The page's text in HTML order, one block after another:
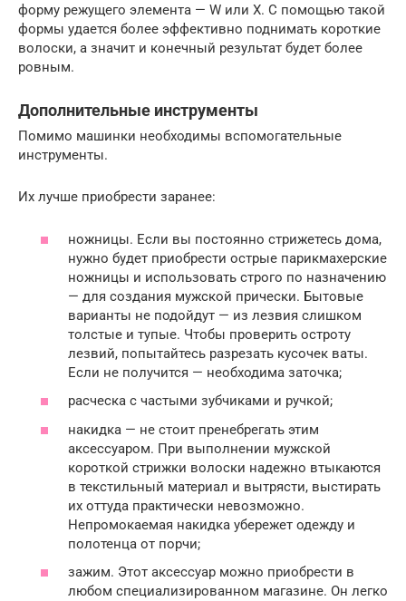
форму режущего элемента — W или X. С помощью такой
формы удается более эффективно поднимать короткие
волоски, а значит и конечный результат будет более
ровным.
Дополнительные инструменты
Помимо машинки необходимы вспомогательные
инструменты.
Их лучше приобрести заранее:
ножницы. Если вы постоянно стрижетесь дома,
нужно будет приобрести острые парикмахерские
ножницы и использовать строго по назначению
— для создания мужской прически. Бытовые
варианты не подойдут — из лезвия слишком
толстые и тупые. Чтобы проверить остроту
лезвий, попытайтесь разрезать кусочек ваты.
Если не получится — необходима заточка;
расческа с частыми зубчиками и ручкой;
накидка — не стоит пренебрегать этим
аксессуаром. При выполнении мужской
короткой стрижки волоски надежно втыкаются
в текстильный материал и вытрясти, выстирать
их оттуда практически невозможно.
Непромокаемая накидка убережет одежду и
полотенца от порчи;
зажим. Этот аксессуар можно приобрести в
любом специализированном магазине. Он легко